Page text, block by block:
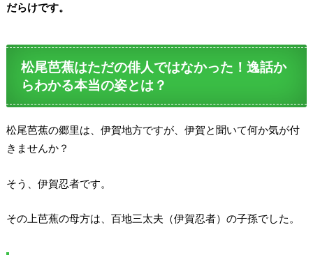
だらけです。
松尾芭蕉はただの俳人ではなかった！逸話か
らわかる本当の姿とは？
松尾芭蕉の郷里は、伊賀地方ですが、伊賀と聞いて何か気が付
きませんか？
そう、伊賀忍者です。
その上芭蕉の母方は、百地三太夫（伊賀忍者）の子孫でした。